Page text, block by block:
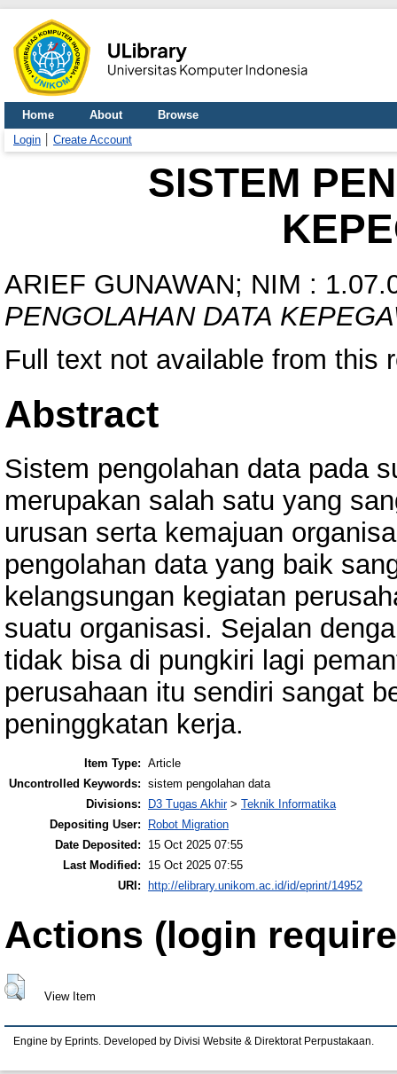
Home About
Browse
Login
Create Account
SISTEM
ARIEF GUNAWAN; NIM :
PENGOLAHAN DATA
Full text not available from this
Abstract
Sistem pengolahan data pada
merupakan salah satu yang
urusan serta kemajuan
pengolahan data yang baik
kelangsungan kegiatan
suatu organisasi. Sejalan
tidak bisa di pungkiri lagi
perusahaan itu sendiri sangat
peninggkatan kerja.
Item Type: Article
Uncontrolled Keywords: sistem pengolahan data
Divisions:
D3 Tugas Akhir> Teknik Informatika
Depositing User:
Robot Migration
Date Deposited:
15 Oct 2025 07:55
Last Modified:
15 Oct 2025 07:55
URI: http://elibrary.unikom.ac.id/id/eprint/14952
Actions (login
View Item
Engine by Eprints. Developed by Divisi Website & Direktorat Perpustakaan.